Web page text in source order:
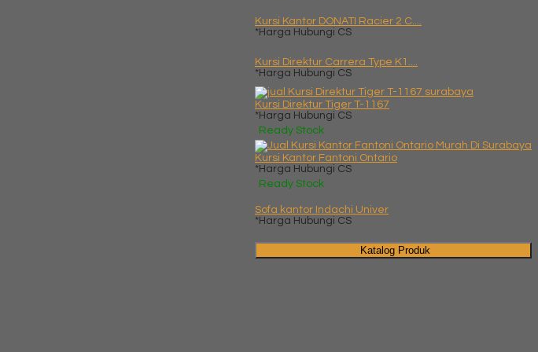
Kursi Kantor DONATI Racier 2 C....
*Harga Hubungi CS
Kursi Direktur Carrera Type K1....
*Harga Hubungi CS
Kursi Direktur Tiger T-1167
*Harga Hubungi CS
Ready Stock
Kursi Kantor Fantoni Ontario
*Harga Hubungi CS
Ready Stock
Sofa kantor Indachi Univer
*Harga Hubungi CS
Katalog Produk